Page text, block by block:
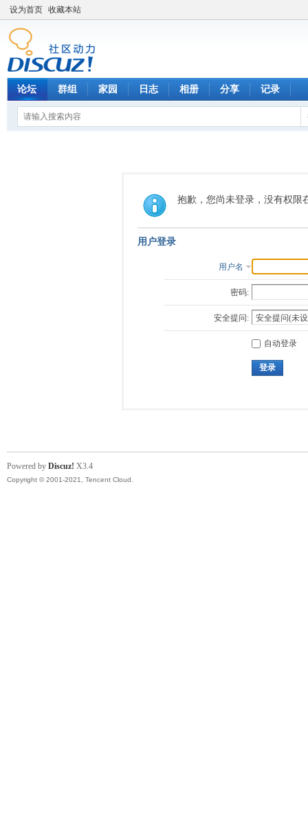
设为首页 收藏本站
论坛 群组 家园 日志 相册 分享 记录
抱歉，您尚未登录，没有权限
用户登录
用户名
密码:
安全提问:
自动登录
登录
Powered by Discuz! X3.4
Copyright © 2001-2021, Tencent Cloud.